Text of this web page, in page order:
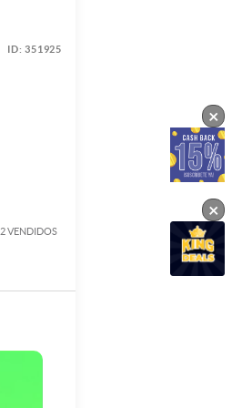
ID:351925
2 VENDIDOS
×
×